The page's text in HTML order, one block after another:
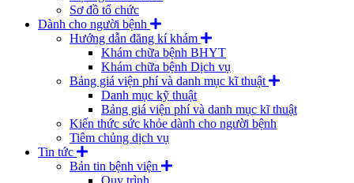
Sơ đồ tổ chức
Dành cho người bệnh
Hướng dẫn đăng kí khám
Khám chữa bệnh BHYT
Khám chữa bệnh Dịch vụ
Bảng giá viện phí và danh mục kĩ thuật
Danh mục kỹ thuật
Bảng giá viện phí và danh mục kĩ thuật
Kiến thức sức khỏe dành cho người bệnh
Tiêm chủng dịch vụ
Tin tức
Bản tin bệnh viện
Quy trình